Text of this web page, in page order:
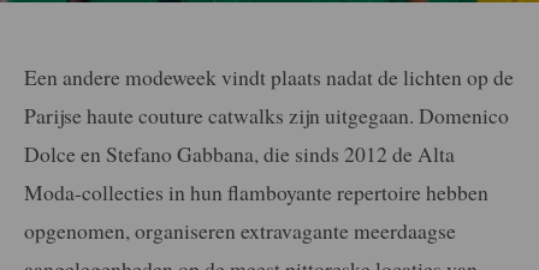
Een andere modeweek vindt plaats nadat de lichten op de
Parijse haute couture catwalks zijn uitgegaan. Domenico
Dolce en Stefano Gabbana, die sinds 2012 de Alta
Moda-collecties in hun flamboyante repertoire hebben
opgenomen, organiseren extravagante meerdaagse